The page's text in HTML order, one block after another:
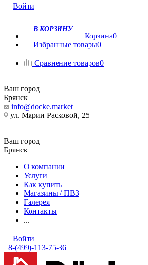
Войти
В КОРЗИНУ
Корзина0
Избранные товары0
Сравнение товаров0
Ваш город
Брянск
info@docke.market
ул. Марии Расковой, 25
Ваш город
Брянск
О компании
Услуги
Как купить
Магазины / ПВЗ
Галерея
Контакты
...
Войти
8-(499)-113-75-36